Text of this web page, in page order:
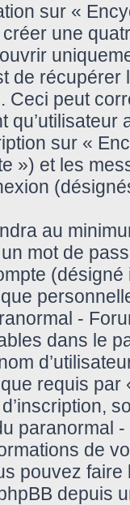
sur «
une
de
Ceci peut
sur «
») et les
au
mot de
-
dans le
requis
paranormal
de
pouvez
depuis